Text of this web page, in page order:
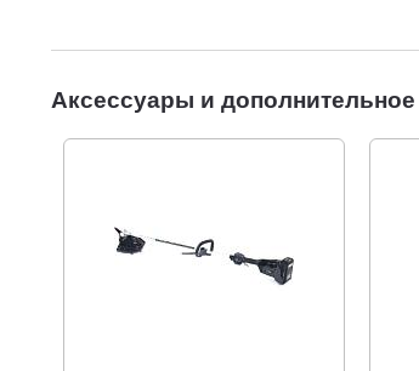
Аксессуары и